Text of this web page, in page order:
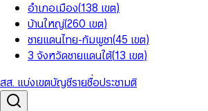
อำเภอเมือง(138 เขต)
บ้านใหญ่(260 เขต)
ชายแดนไทย-กัมพูชา(45 เขต)
3 จังหวัดชายแดนใต้(13 เขต)
สส. แบ่งเขตบัญชีรายชื่อประชามติ